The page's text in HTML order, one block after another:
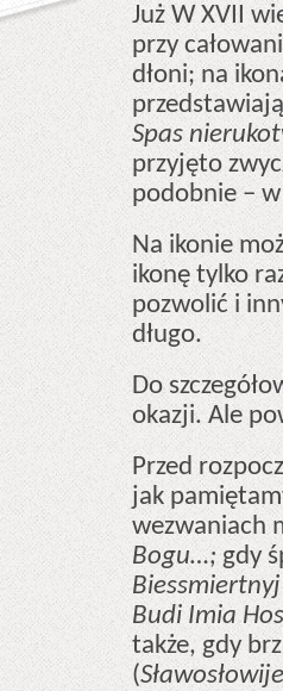
Już W XVII
przy
dłoni; na
Spas
przyjęto
podobnie –
Na ikonie
ikonę tylko
pozwolić i
długo.
Do
okazji. Ale
Przed
jak
wezwaniach
Bogu…; gdy
Budi Imia
także, gdy
(Sławosłowije